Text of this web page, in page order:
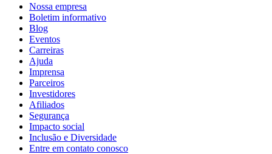
Nossa empresa
Boletim informativo
Blog
Eventos
Carreiras
Ajuda
Imprensa
Parceiros
Investidores
Afiliados
Segurança
Impacto social
Inclusão e Diversidade
Entre em contato conosco